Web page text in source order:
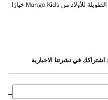
والواسعة قليلًا. وهكذا، تصبح أقمصة الأكمام الطويلة للأولاد من Mango Kids خيارًا